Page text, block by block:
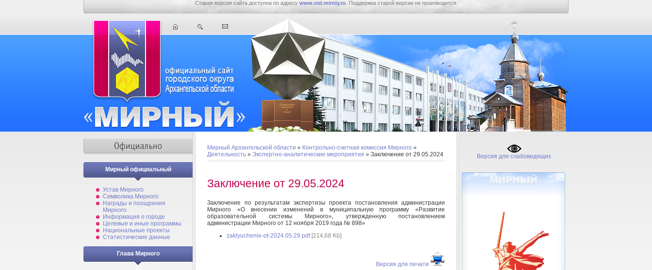
Старая версия сайта доступна по адресу www.old.mirniy.ru . Поддержка старой версии не производится.
Мирный официальный
Устав Мирного
Символика Мирного
Награды и поощрения
Мирного
Информация о городе
Целевые и иные программы
Национальные проекты
Статистические данные
Глава Мирного
Мирный Архангельской области » Контрольно-счетная комиссия Мирного »
Деятельность » Экспертно-аналитические мероприятия » Заключение от 29.05.2024
Заключение от 29.05.2024
Заключение по результатам экспертизы проекта постановления администрации
Мирного «О внесении изменений в муниципальную программу «Развитие
образовательной системы Мирного», утвержденную постановлением
администрации Мирного от 12 ноября 2019 года № 898»
zaklyuchenie-ot-2024.05.29.pdf[214,68 Kb]
Версия для печати
Версия для слабовидящих